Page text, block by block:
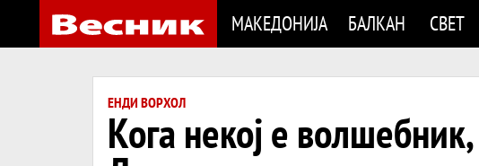
МАКЕДОНИЈА БАЛКАН СВЕТ
ЕНДИ ВОРХОЛ
Кога некој е